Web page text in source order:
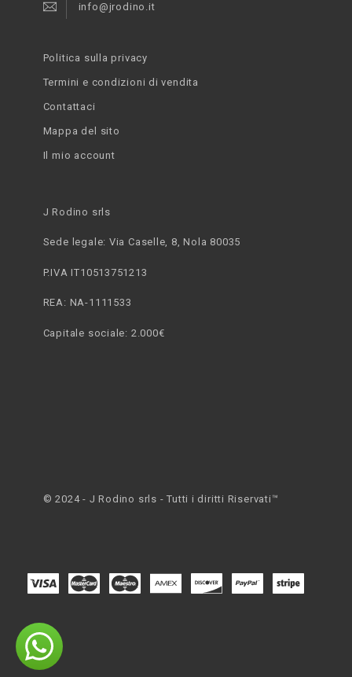
info@jrodino.it
Politica sulla privacy
Termini e condizioni di vendita
Contattaci
Mappa del sito
Il mio account
J Rodino srls
Sede legale: Via Caselle, 8, Nola 80035
P.IVA IT10513751213
REA: NA-1111533
Capitale sociale: 2.000€
© 2024 - J Rodino srls - Tutti i diritti Riservati™